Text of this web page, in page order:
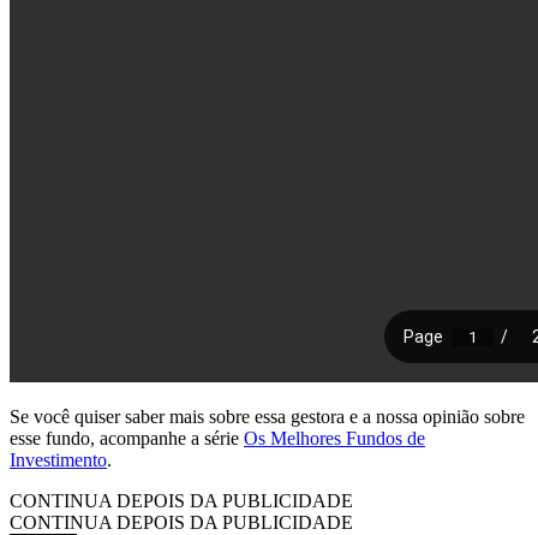
Se você quiser saber mais sobre essa gestora e a nossa opinião sobre
esse fundo, acompanhe a série Os Melhores Fundos de
Investimento.
CONTINUA DEPOIS DA PUBLICIDADE
CONTINUA DEPOIS DA PUBLICIDADE